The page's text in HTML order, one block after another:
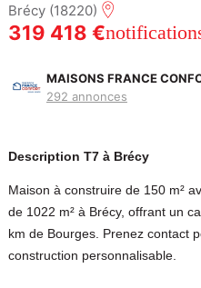
Brécy (18220)
319 418 €
MAISONS FRANCE
292 annonces
Description T7 à Brécy
Maison à construire de 150 m²
de 1022 m² à Brécy, offrant un
km de Bourges. Prenez contact
construction personnalisable.